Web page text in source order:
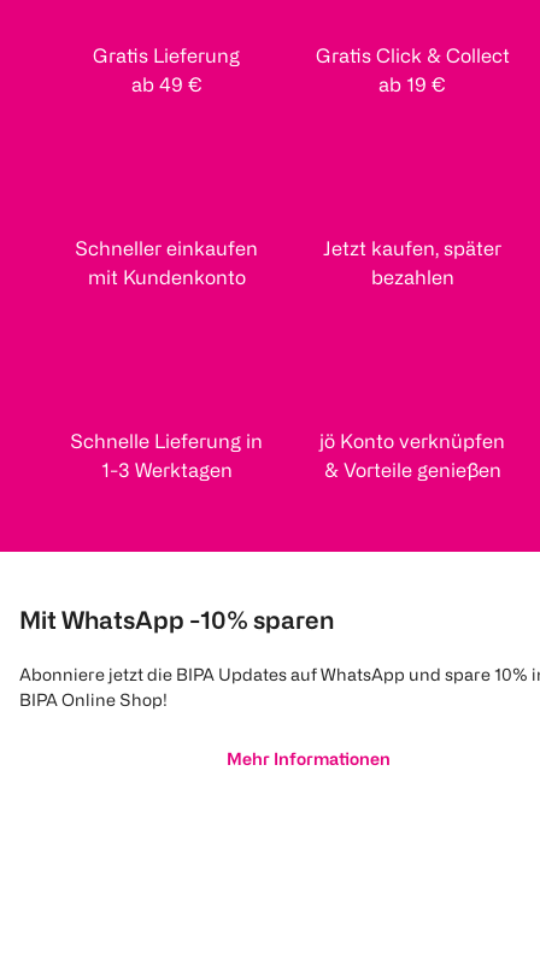
Gratis Lieferung
ab 49 €
Gratis Click & Collect
ab 19 €
Schneller einkaufen
mit Kundenkonto
Jetzt kaufen, später
bezahlen
Schnelle Lieferung in
1-3 Werktagen
jö Konto verknüpfen
& Vorteile genießen
Mit WhatsApp -10% sparen
Abonniere jetzt die BIPA Updates auf WhatsApp und spare 10%
BIPA Online Shop!
Mehr Informationen